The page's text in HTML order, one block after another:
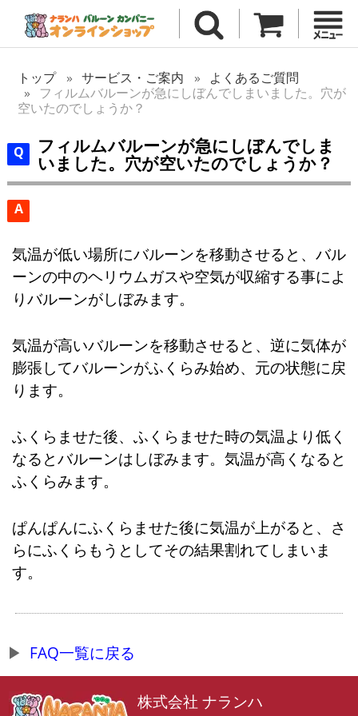
トップ サービス・ご案内
よくあるご質問
フィルムバルーンが急にしぼんでしまいました。穴が
空いたのでしょうか？
フィルムバルーンが急にしぼんでしま
いました。穴が空いたのでしょうか？
A
気温が低い場所にバルーンを移動させると、バル
ーンの中のヘリウムガスや空気が収縮する事によ
りバルーンがしぼみます。
気温が高いバルーンを移動させると、逆に気体が
膨張してバルーンがふくらみ始め、元の状態に戻
ります。
ふくらませた後、ふくらませた時の気温より低く
なるとバルーンはしぼみます。気温が高くなると
ふくらみます。
ぱんぱんにふくらませた後に気温が上がると、さ
らにふくらもうとしてその結果割れてしまいま
す。
FAQ一覧に戻る
株式会社 ナランハ